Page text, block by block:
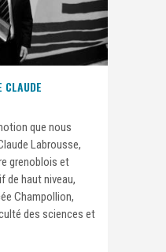
CLAUDE
que nous
Labrousse,
grenoblois et
de haut niveau,
Champollion,
des sciences et